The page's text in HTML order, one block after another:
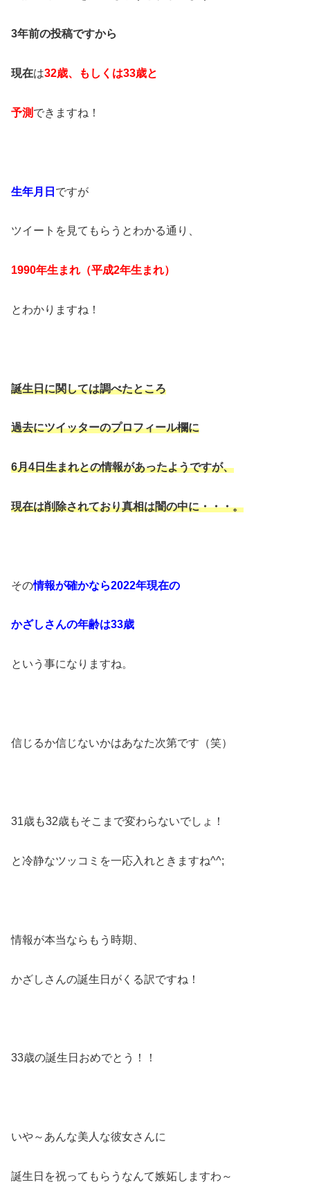
3年前の投稿ですから
現在は32歳、もしくは33歳と
予測 できますね！
生年月日 ですが
ツイートを見てもらうとわかる通り、
1990年生まれ（平成2年生まれ）
とわかりますね！
誕生日に関しては調べたところ
過去にツイッターのプロフィール欄に
6月4日生まれとの情報があったようですが、
現在は削除されており真相は闇の中に・・・。
その情報が確かなら2022年現在の
かざしさんの年齢は33歳
という事になりますね。
信じるか信じないかはあなた次第です（笑）
31歳も32歳もそこまで変わらないでしょ！
と冷静なツッコミを一応入れときますね^^;
情報が本当ならもう時期、
かざしさんの誕生日がくる訳ですね！
33歳の誕生日おめでとう！！
いや～あんな美人な彼女さんに
誕生日を祝ってもらうなんて嫉妬しますわ～